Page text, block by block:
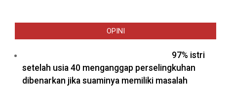
OPINI
97% istri
setelah usia 40 menganggap perselingkuhan
dibenarkan jika suaminya memiliki masalah